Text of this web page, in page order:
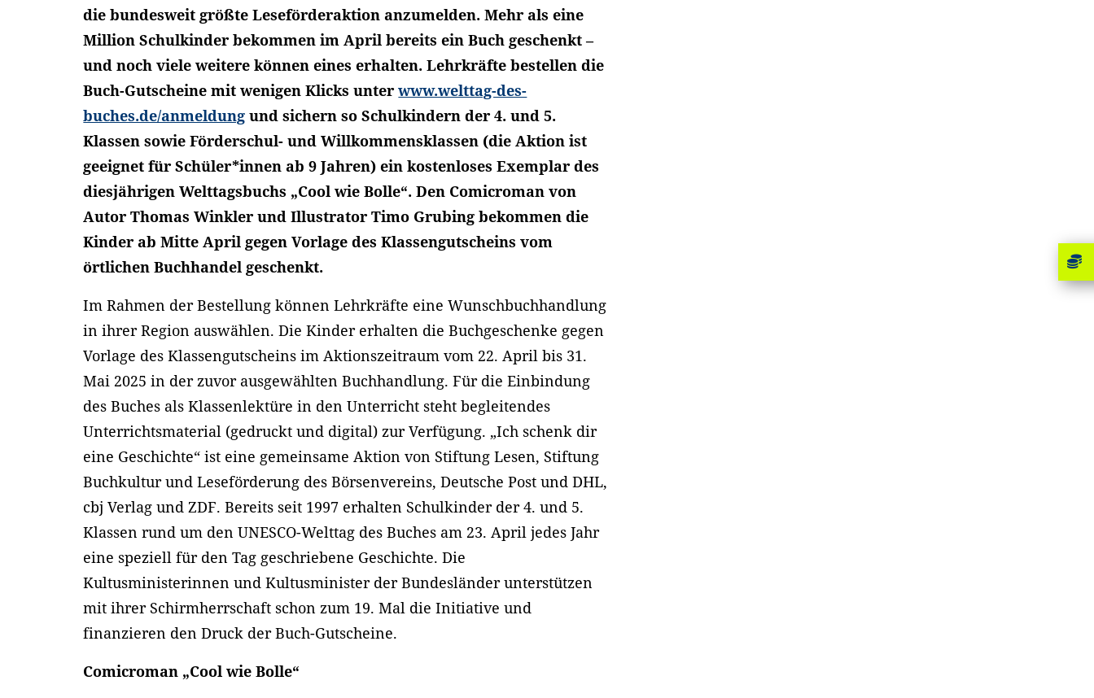
die bundesweit größte Leseförderaktion anzumelden. Mehr als eine
Million Schulkinder bekommen im April bereits ein Buch geschenkt –
und noch viele weitere können eines erhalten. Lehrkräfte bestellen die
Buch-Gutscheine mit wenigen Klicks unterwww.welttag-des-
buches.de/anmeldung und sichern so Schulkindern der 4. und 5.
Klassen sowie Förderschul- und Willkommensklassen (die Aktion ist
geeignet für Schüler*innen ab 9 Jahren) ein kostenloses Exemplar des
diesjährigen Welttagsbuchs „Cool wie Bolle“. Den Comicroman von
Autor Thomas Winkler und Illustrator Timo Grubing bekommen die
Kinder ab Mitte April gegen Vorlage des Klassengutscheins vom
örtlichen Buchhandel geschenkt.
Im Rahmen der Bestellung können Lehrkräfte eine Wunschbuchhandlung
in ihrer Region auswählen. Die Kinder erhalten die Buchgeschenke gegen
Vorlage des Klassengutscheins im Aktionszeitraum vom 22. April bis 31.
Mai 2025 in der zuvor ausgewählten Buchhandlung. Für die Einbindung
des Buches als Klassenlektüre in den Unterricht steht begleitendes
Unterrichtsmaterial (gedruckt und digital) zur Verfügung. „Ich schenk dir
eine Geschichte“ ist eine gemeinsame Aktion von Stiftung Lesen, Stiftung
Buchkultur und Leseförderung des Börsenvereins, Deutsche Post und DHL,
cbj Verlag und ZDF. Bereits seit 1997 erhalten Schulkinder der 4. und 5.
Klassen rund um den UNESCO-Welttag des Buches am 23. April jedes Jahr
eine speziell für den Tag geschriebene Geschichte. Die
Kultusministerinnen und Kultusminister der Bundesländer unterstützen
mit ihrer Schirmherrschaft schon zum 19. Mal die Initiative und
finanzieren den Druck der Buch-Gutscheine.
Comicroman „Cool wie Bolle“